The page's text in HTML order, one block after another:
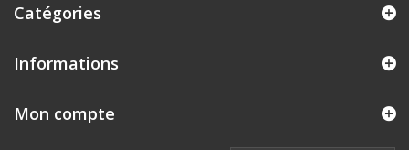
Catégories
Informations
Mon compte